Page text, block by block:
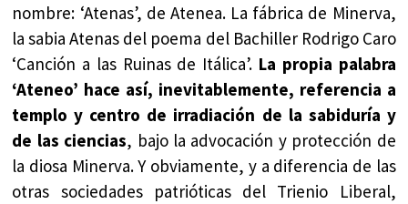
nombre: ‘Atenas’, de Atenea. La fábrica de Minerva,
la sabia Atenas del poema del Bachiller Rodrigo Caro
‘Canción a las Ruinas de Itálica’. La propia palabra
‘Ateneo’ hace así, inevitablemente, referencia a
templo y centro de irradiación de la sabiduría y
de las ciencias, bajo la advocación y protección de
la diosa Minerva. Y obviamente, y a diferencia de las
otras sociedades patrióticas del Trienio Liberal,